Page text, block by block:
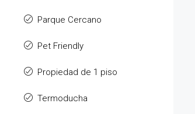
Parque Cercano
Pet Friendly
Propiedad de 1 piso
Termoducha